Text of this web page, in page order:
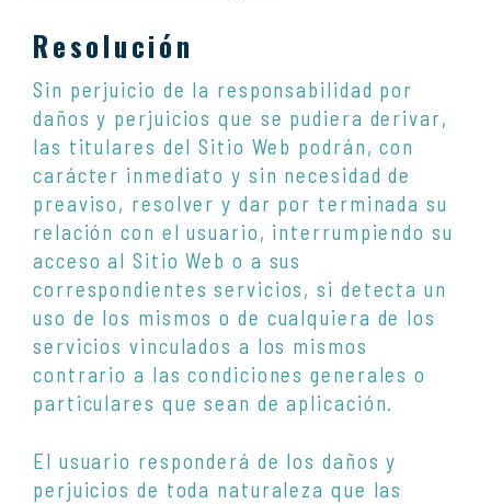
Resolución
Sin perjuicio de la responsabilidad por
daños y perjuicios que se pudiera derivar,
las titulares del Sitio Web podrán, con
carácter inmediato y sin necesidad de
preaviso, resolver y dar por terminada su
relación con el usuario, interrumpiendo su
acceso al Sitio Web o a sus
correspondientes servicios, si detecta un
uso de los mismos o de cualquiera de los
servicios vinculados a los mismos
contrario a las condiciones generales o
particulares que sean de aplicación.
El usuario responderá de los daños y
perjuicios de toda naturaleza que las